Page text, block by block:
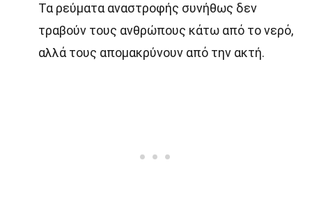
Τα ρεύματα αναστροφής συνήθως δεν
τραβούν τους ανθρώπους κάτω από το νερό,
αλλά τους απομακρύνουν από την ακτή.